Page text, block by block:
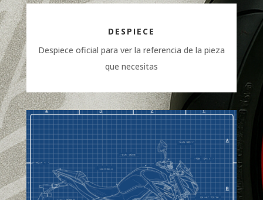
DESPIECE
Despiece oficial para ver la referencia de la pieza
que necesitas